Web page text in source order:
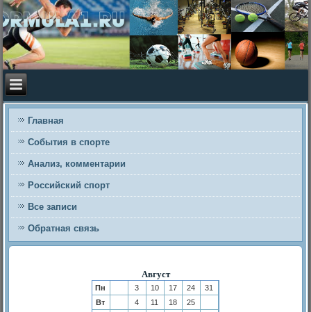
Главная
События в спорте
Анализ, комментарии
Российский спорт
Все записи
Обратная связь
Август
Пн 3 10 17 24
31
Вт
4 11 18
25